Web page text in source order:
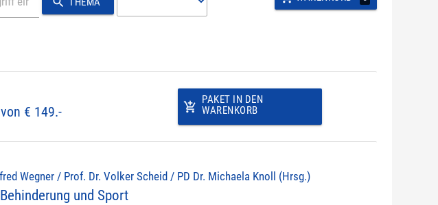
€ 149.-
add_shopping_cart
PAKET IN DEN
WARENKORB
Wegner / Prof. Dr. Volker Scheid / PD Dr. Michaela Knoll (Hrsg.)
und Sport